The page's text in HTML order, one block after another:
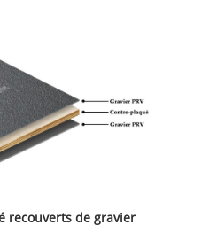
recouverts de gravier